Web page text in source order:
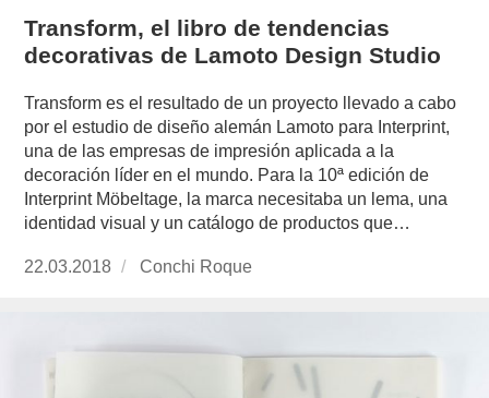
Transform, el libro de tendencias
decorativas de Lamoto Design Studio
Transform es el resultado de un proyecto llevado a cabo
por el estudio de diseño alemán Lamoto para Interprint,
una de las empresas de impresión aplicada a la
decoración líder en el mundo. Para la 10ª edición de
Interprint Möbeltage, la marca necesitaba un lema, una
identidad visual y un catálogo de productos que…
Publicado
22.03.2018
https://www.experimenta.es/author/conchi-
Conchi Roque